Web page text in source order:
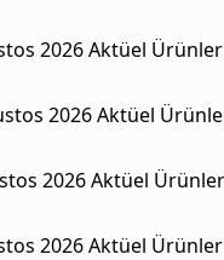
2026 Aktüel
2026 Aktüel
2026 Aktüel
2026 Aktüel